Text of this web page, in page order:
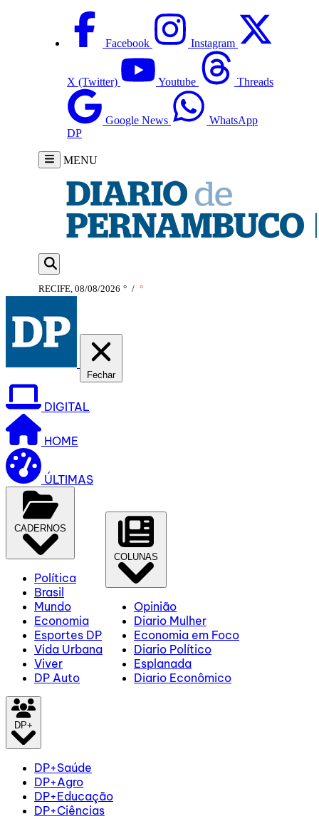
Facebook Instagram
X (Twitter) Youtube Threads
Google News
WhatsApp
DP
MENU
RECIFE, 08/08/2026 ° / °
Fechar
DIGITAL
HOME
ÚLTIMAS
CADERNOS
Política
Brasil
Mundo
Economia
Esportes DP
Vida Urbana
Viver
DP Auto
COLUNAS
Opinião
Diario Mulher
Economia em Foco
Diario Político
Esplanada
Diario Econômico
DP+
DP+Saúde
DP+Agro
DP+Educação
DP+Ciências